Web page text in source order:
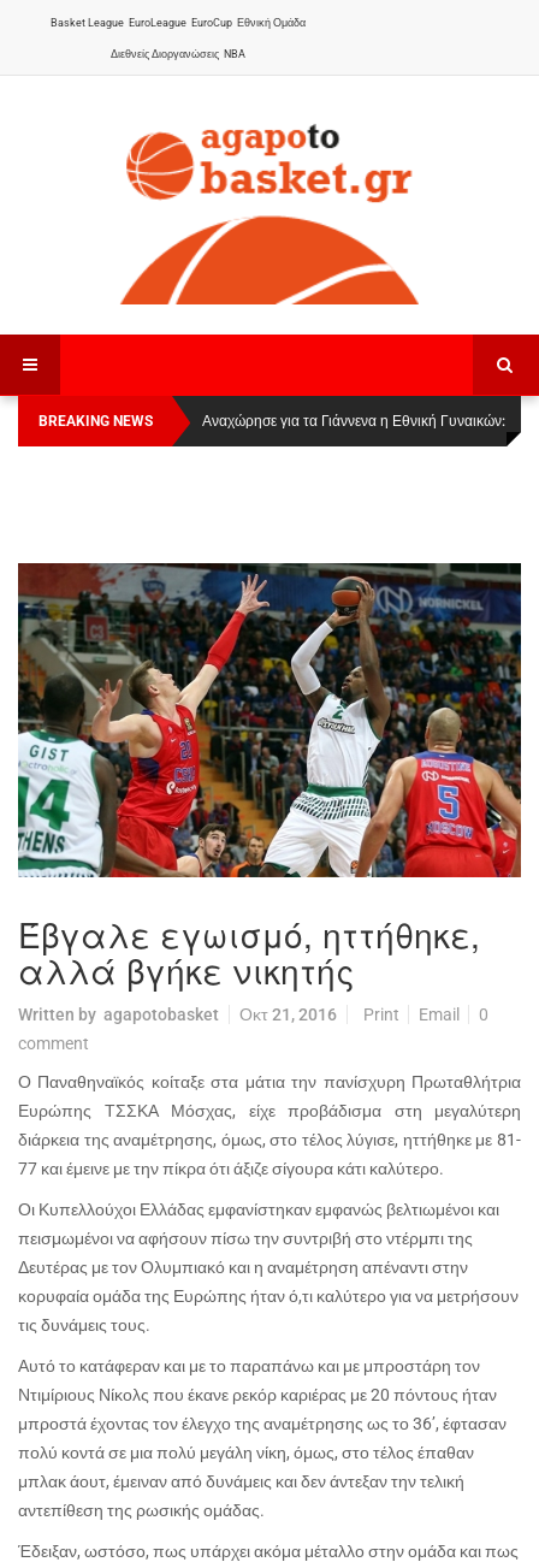
Basket League EuroLeague EuroCup Εθνική Ομάδα
Διεθνείς Διοργανώσεις NBA
BREAKING NEWS
Οι Πάνθηρες Καβάλας στην Women Basketball
League 1
Αναχώρησε για τα Γιάννενα η Εθνική Γυναικών:
Έβγαλε εγωισμό, ηττήθηκε,
αλλά βγήκε νικητής
Written by agapotobasket Οκτ 21, 2016 Print Email
0
comment
Ο Παναθηναϊκός κοίταξε στα μάτια την πανίσχυρη Πρωταθλήτρια
Ευρώπης ΤΣΣΚΑ Μόσχας, είχε προβάδισμα στη μεγαλύτερη
διάρκεια της αναμέτρησης, όμως, στο τέλος λύγισε, ηττήθηκε με 81-
77 και έμεινε με την πίκρα ότι άξιζε σίγουρα κάτι καλύτερο.
Οι Κυπελλούχοι Ελλάδας εμφανίστηκαν εμφανώς βελτιωμένοι και
πεισμωμένοι να αφήσουν πίσω την συντριβή στο ντέρμπι της
Δευτέρας με τον Ολυμπιακό και η αναμέτρηση απέναντι στην
κορυφαία ομάδα της Ευρώπης ήταν ό,τι καλύτερο για να μετρήσουν
τις δυνάμεις τους.
Αυτό το κατάφεραν και με το παραπάνω και με μπροστάρη τον
Ντιμίριους Νίκολς που έκανε ρεκόρ καριέρας με 20 πόντους ήταν
μπροστά έχοντας τον έλεγχο της αναμέτρησης ως το 36’, έφτασαν
πολύ κοντά σε μια πολύ μεγάλη νίκη, όμως, στο τέλος έπαθαν
μπλακ άουτ, έμειναν από δυνάμεις και δεν άντεξαν την τελική
αντεπίθεση της ρωσικής ομάδας.
Έδειξαν, ωστόσο, πως υπάρχει ακόμα μέταλλο στην ομάδα και πως